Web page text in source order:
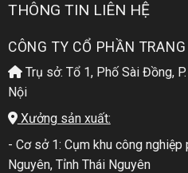
THÔNG TIN LIÊN HỆ
CÔNG TY CỔ PHẦN
Trụ sở: Tổ 1, Phố Sài Đồng,
Nội
Xưởng sản xuất:
- Cơ sở 1: Cụm khu công
Nguyên, Tỉnh Thái Nguyên